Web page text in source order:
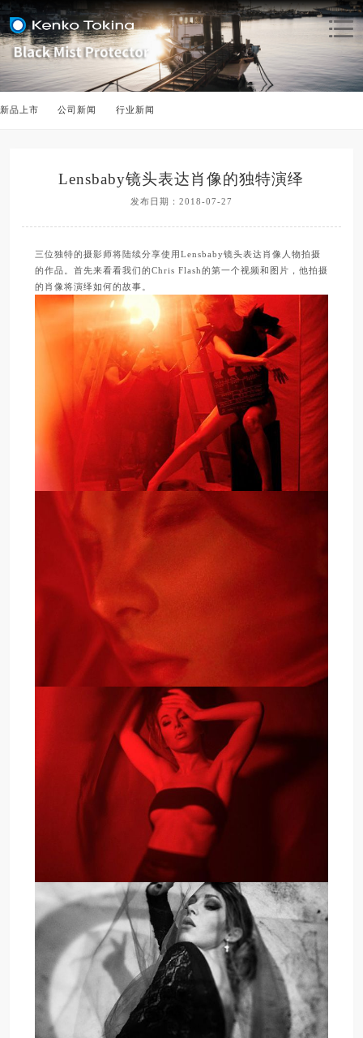
新品上市 公司新闻 行业新闻
Lensbaby镜头表达肖像的独特演绎
发布日期：2018-07-27
三位独特的摄影师将陆续分享使用Lensbaby镜头表达肖像人物拍摄
的作品。首先来看看我们的Chris Flash的第一个视频和图片，他拍摄
的肖像将演绎如何的故事。